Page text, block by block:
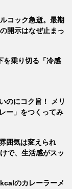
コック急逝。最期
開示はなぜ止まっ
乗り切る「冷感
のにコク旨！ メリ
ー」をつくってみ
囲気は変えられ
で、生活感がスッ
のカレーラーメ